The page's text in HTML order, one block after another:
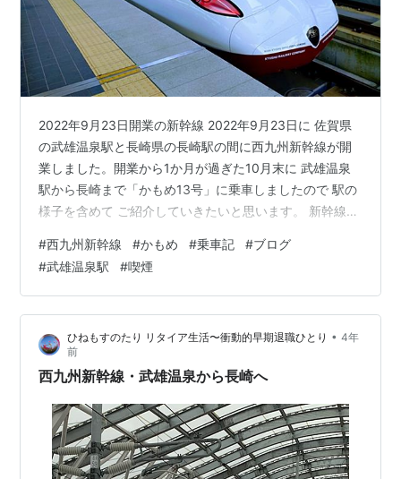
2022年9月23日開業の新幹線 2022年9月23日に 佐賀県
の武雄温泉駅と長崎県の長崎駅の間に西九州新幹線が開
業しました。開業から1か月が過ぎた10月末に 武雄温泉
駅から長崎まで「かもめ13号」に乗車しましたので 駅の
様子を含めて ご紹介していきたいと思います。 新幹線開
て 停車する各駅はきれいに改装されています。その中で
も 佐賀県側の始発駅 武雄温泉駅をご紹介していきます。
上の写真は御船山口(南口)です。武雄温泉駅には 御船山
口(南口)と楼門口(北口)の2ヵ所の出入り口があって通り
抜けできますが 御船山口が新幹線側 楼門口が在来線側に
#西九州新幹線 #かもめ #乗車記 #ブログ
#武雄温泉駅 #喫煙
ひねもすのたり リタイア生活〜衝動的早期退職ひとり • 4年
前
西九州新幹線・武雄温泉から長崎へ